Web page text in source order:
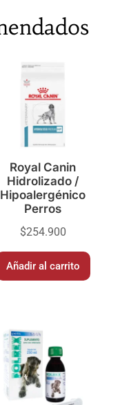
Royal Canin
Hidrolizado /
Hipoalergénico
Perros
$254.900
Añadir al carrito